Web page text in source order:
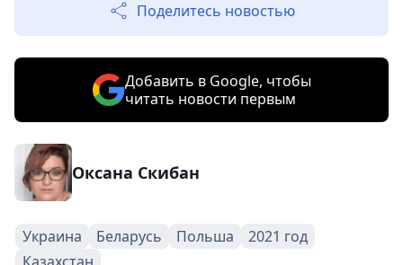
Поделитесь новостью
Добавить в Google, чтобы
читать новости первым
Оксана Скибан
Украина Беларусь Польша
2021 год